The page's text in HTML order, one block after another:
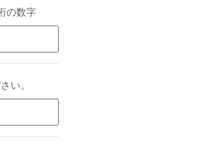
の数字
い。